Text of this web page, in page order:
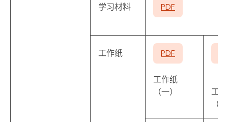
学习材料 PDF
工作纸 PDF
工作纸
（一）
工
（